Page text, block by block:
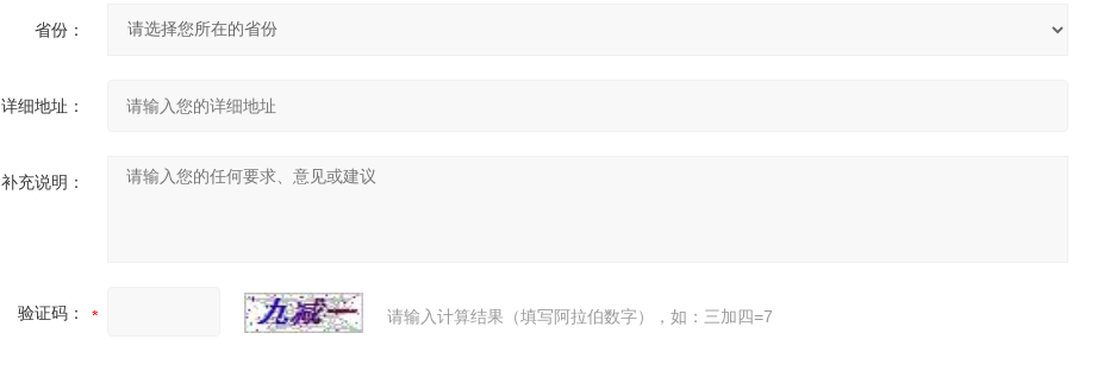
省份：
详细地址：
补充说明：
验证码： 请输入计算结果（填写阿拉伯数字），如：三加四=7